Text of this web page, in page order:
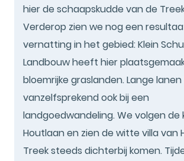
hier de schaapskudde van de
Verderop zien we nog een
vernatting in het gebied: Klein
Landbouw heeft hier
bloemrijke graslanden. Lange
vanzelfsprekend ook bij een
landgoedwandeling. We volgen
Houtlaan en zien de witte villa van
Treek steeds dichterbij komen.